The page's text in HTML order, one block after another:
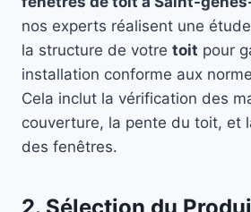
nos experts réalisent une
la structure de votre toit pour
installation conforme aux
Cela inclut la vérification des
couverture, la pente du toit, et
des fenêtres.